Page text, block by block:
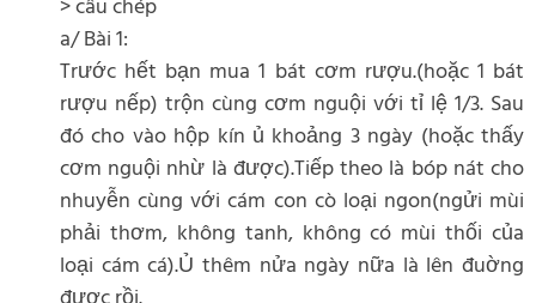
> câu chép
a/ Bài 1:
Trước hết bạn mua 1 bát cơm rượu.(hoặc 1 bát
rượu nếp) trộn cùng cơm nguội với tỉ lệ 1/3. Sau
đó cho vào hộp kín ủ khoảng 3 ngày (hoặc thấy
cơm nguội nhừ là được).Tiếp theo là bóp nát cho
nhuyễn cùng với cám con cò loại ngon(ngửi mùi
phải thơm, không tanh, không có mùi thối của
loại cám cá).Ủ thêm nửa ngày nữa là lên đuờng